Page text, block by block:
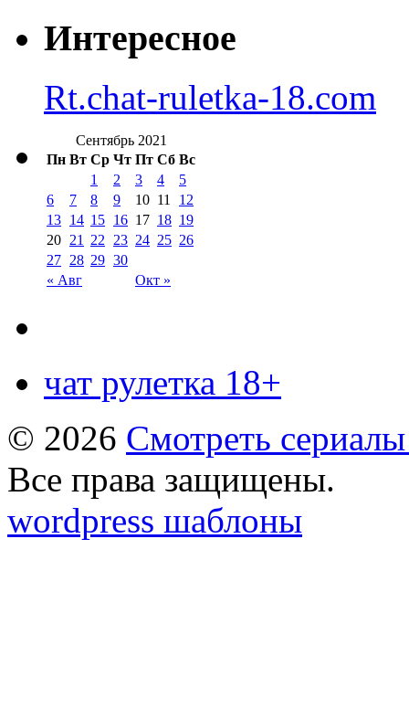
Интересное
Rt.chat-ruletka-18.com
Сентябрь 2021
Пн Вт Ср Чт Пт Сб Вс
« Авг Окт »
1 2 3 4
5
6
7 8 9 10 11
12
13 14 15 16 17 18 19
20 21 22 23 24 25 26
27 28 29 30
чат рулетка 18+
© 2026 Смотреть
Все права защищены.
wordpress шаблоны